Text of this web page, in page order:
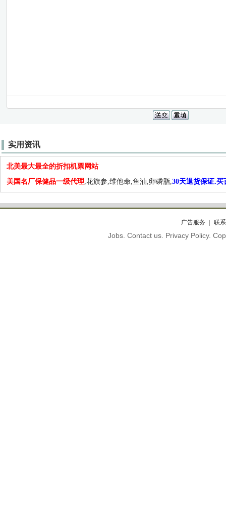
实用资讯
北美最大最全的折扣机票网站
美国名厂保健品一级代理,花旗参,维他命,鱼油,卵磷脂,30天退货保证.买
广告服务 联
Jobs. Contact us. Privacy Policy.